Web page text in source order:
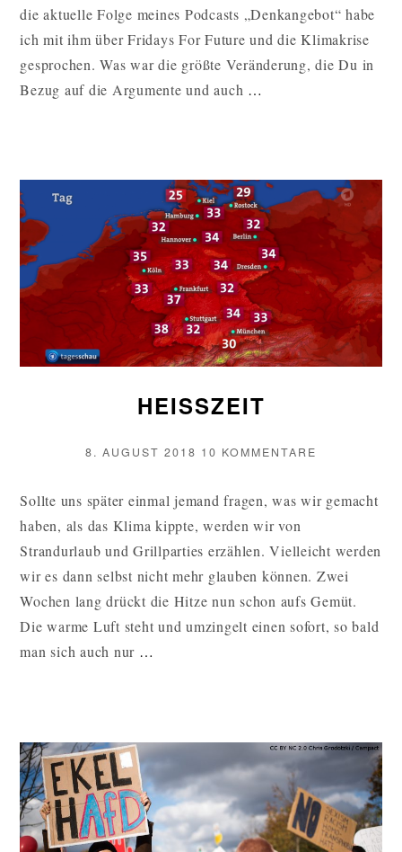
SEITEN
DER
GLEICHEN
MEDAILLE“
die aktuelle Folge meines Podcasts „Denkangebot“ habe
ich mit ihm über Fridays For Future und die Klimakrise
gesprochen. Was war die größte Veränderung, die Du in
Bezug auf die Argumente und auch …
SIND
ZWEI
SEITEN
DER
GLEICHEN
MEDAILLE“
WEITERLESEN
HEISSZEIT
VERÖFFENTLICHT
8. AUGUST 2018 10 KOMMENTARE
Sollte uns später einmal jemand fragen, was wir gemacht
haben, als das Klima kippte, werden wir von
Strandurlaub und Grillparties erzählen. Vielleicht werden
wir es dann selbst nicht mehr glauben können. Zwei
Wochen lang drückt die Hitze nun schon aufs Gemüt.
Die warme Luft steht und umzingelt einen sofort, so bald
man sich auch nur …